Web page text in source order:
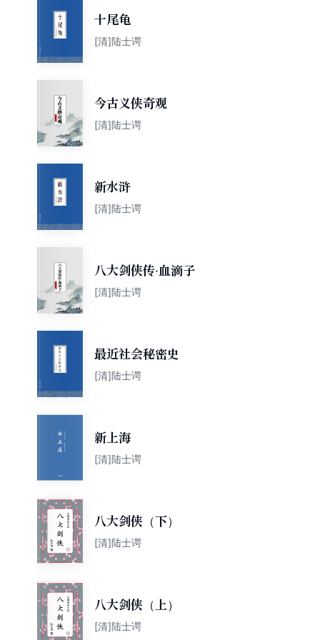
十尾龟
[清]陆士谔
今古义侠奇观
[清]陆士谔
新水浒
[清]陆士谔
八大剑侠传·血滴子
[清]陆士谔
最近社会秘密史
[清]陆士谔
新上海
[清]陆士谔
八大剑侠（下）
[清]陆士谔
八大剑侠（上）
[清]陆士谔